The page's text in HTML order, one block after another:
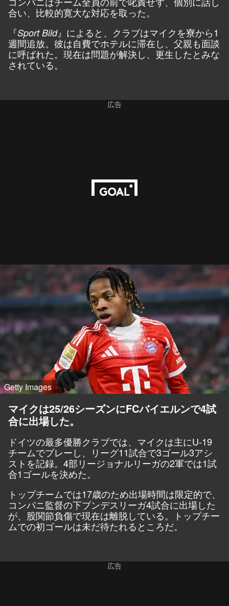
合い、比較的寛大な対応を取った。
『Sport Bild』によると、クラブはマイクを寮から1
週間追放。彼は自費でホテルに滞在し、父親も面談
に呼ばれた。現在は問題が解決し、更生したとみな
されている。
広告
Getty Images
マイクは25/26シーズンにFCバイエルンで4試
合に出場した。
ドイツの最多優勝クラブでは、マイクは主にU-19
チームでプレーし、リーグ11試合で3ゴール3アシ
ストを記録。4部リージョナルリーガの2軍では1試
合1ゴールを決めた。
トップチームでは17歳のため出場時間は限定的で、
コンパニ監督の下ブンデスリーガ4試合に出場した
が、股関節負傷で現在は離脱している。トップチー
ムでの初ゴールは未だ待たれるところだ。